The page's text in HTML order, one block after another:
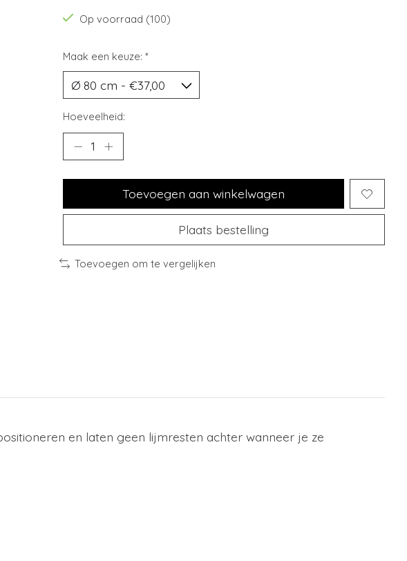
Op voorraad (100)
Maak een keuze: *
Hoeveelheid:
Toevoegen aan winkelwagen
Plaats bestelling
Toevoegen om te vergelijken
en laten geen lijmresten achter wanneer je ze